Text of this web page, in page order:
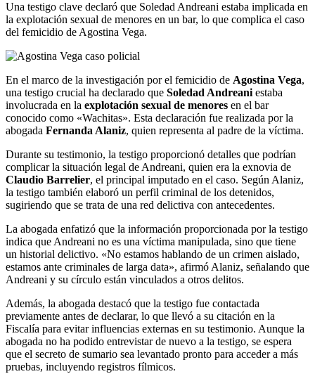
Una testigo clave declaró que Soledad Andreani estaba implicada en
la explotación sexual de menores en un bar, lo que complica el caso
del femicidio de Agostina Vega.
En el marco de la investigación por el femicidio de Agostina Vega,
una testigo crucial ha declarado que Soledad Andreaniestaba
involucrada en la explotación sexual de menores en el bar
conocido como «Wachitas». Esta declaración fue realizada por la
abogada Fernanda Alaniz, quien representa al padre de la víctima.
Durante su testimonio, la testigo proporcionó detalles que podrían
complicar la situación legal de Andreani, quien era la exnovia de
Claudio Barrelier, el principal imputado en el caso. Según Alaniz,
la testigo también elaboró un perfil criminal de los detenidos,
sugiriendo que se trata de una red delictiva con antecedentes.
La abogada enfatizó que la información proporcionada por la testigo
indica que Andreani no es una víctima manipulada, sino que tiene
un historial delictivo. «No estamos hablando de un crimen aislado,
estamos ante criminales de larga data», afirmó Alaniz, señalando que
Andreani y su círculo están vinculados a otros delitos.
Además, la abogada destacó que la testigo fue contactada
previamente antes de declarar, lo que llevó a su citación en la
Fiscalía para evitar influencias externas en su testimonio. Aunque la
abogada no ha podido entrevistar de nuevo a la testigo, se espera
que el secreto de sumario sea levantado pronto para acceder a más
pruebas, incluyendo registros fílmicos.